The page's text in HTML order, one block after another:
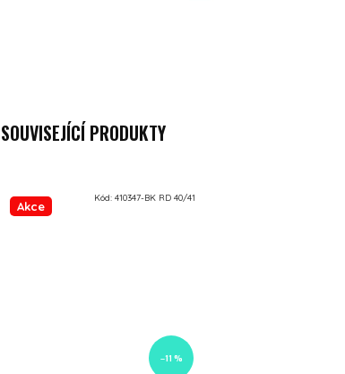
SOUVISEJÍCÍ PRODUKTY
Akce
–11 %
Kód: 410347-BK RD 40/41